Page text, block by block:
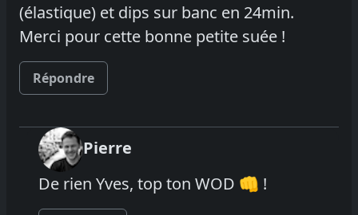
(élastique) et dips sur banc en 24min.
Merci pour cette bonne petite suée !
Répondre
Pierre
De rien Yves, top ton WOD 👊 !